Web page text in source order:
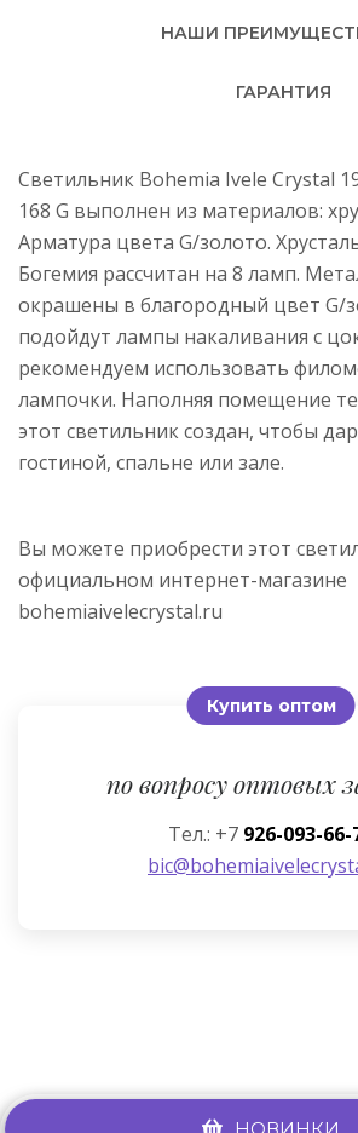
НАШИ
ГАРАНТИЯ
Светильник Bohemia Ivele Crystal
168 G выполнен из материалов:
Арматура цвета G/золото.
Богемия рассчитан на 8 ламп.
окрашены в благородный цвет G/
подойдут лампы накаливания с
рекомендуем использовать
лампочки. Наполняя помещение
этот светильник создан, чтобы
гостиной, спальне или зале.
Вы можете приобрести этот
официальном интернет-магазине
bohemiaivelecrystal.ru
Купить оптом
по вопросу оптовых
Тел.: +7 926-093-66-